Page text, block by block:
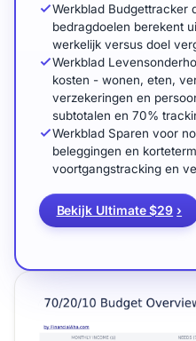
Werkblad Budgettracker
bedragdoelen berekent
werkelijk versus doel
Werkblad
kosten - wonen, eten,
verzekeringen en
subtotalen en 70%
Werkblad Sparen voor
beleggingen en
voortgangstracking en
Bekijk Ultimate $29 ›